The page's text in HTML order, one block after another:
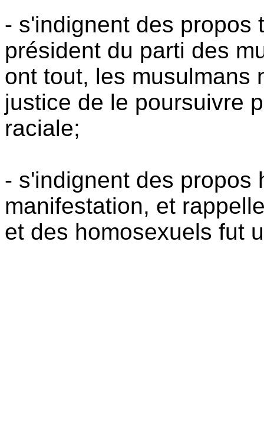
- s'indignent des propos
président du parti des
ont tout, les musulmans
justice de le poursuivre
raciale;
- s'indignent des propos
manifestation, et
et des homosexuels fut